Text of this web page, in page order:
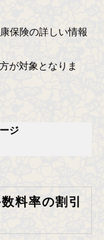
保険の詳しい情報
が対象となりま
ジ
料率の割引